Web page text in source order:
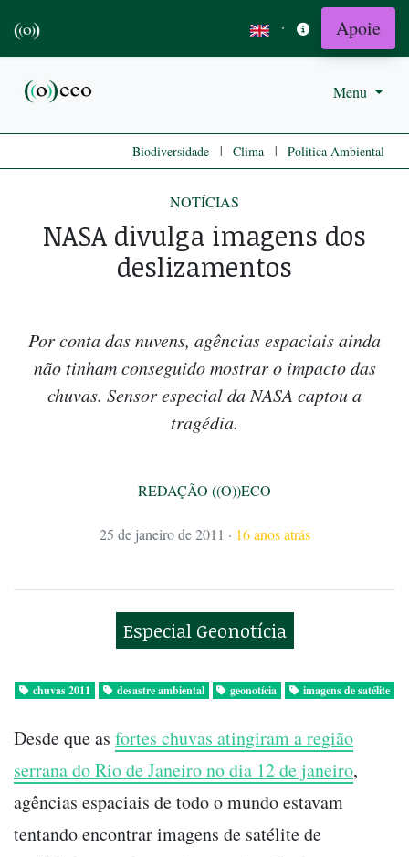
· Apoie
Menu
Biodiversidade | Clima | Politica Ambiental
NOTÍCIAS
NASA divulga imagens dos
deslizamentos
Por conta das nuvens, agências espaciais ainda
não tinham conseguido mostrar o impacto das
chuvas. Sensor especial da NASA captou a
tragédia.
REDAÇÃO ((O))ECO
25 de janeiro de 2011 · 16 anos atrás
Especial Geonotícia
chuvas 2011 desastre ambiental geonotícia imagens de satélite
Desde que as fortes chuvas atingiram a região
serrana do Rio de Janeiro no dia 12 de janeiro,
agências espaciais de todo o mundo estavam
tentando encontrar imagens de satélite de